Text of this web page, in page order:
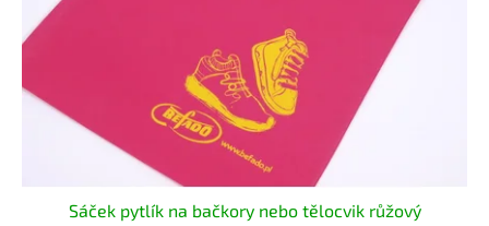
Sáček pytlík na bačkory nebo tělocvik růžový